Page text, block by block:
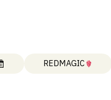
REDMAGIC